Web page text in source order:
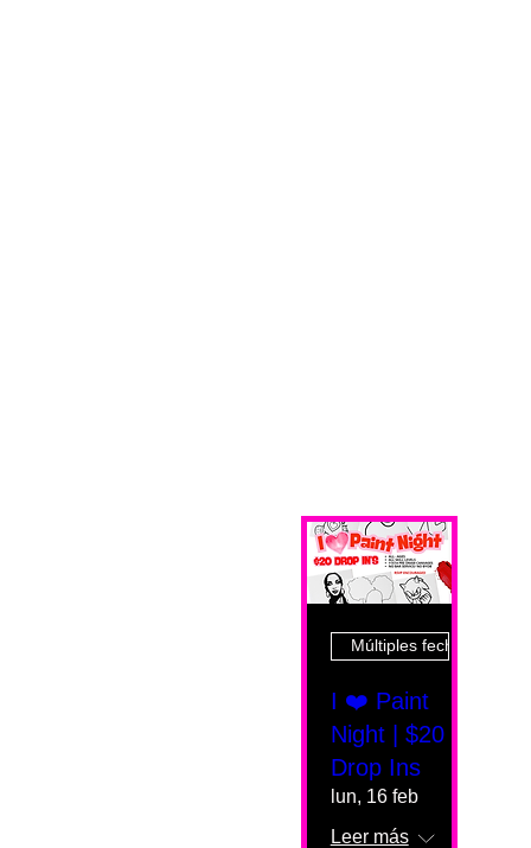
Múltiples fechas
I ❤️ Paint
Night | $20
Drop Ins
lun, 16 feb
Leer más